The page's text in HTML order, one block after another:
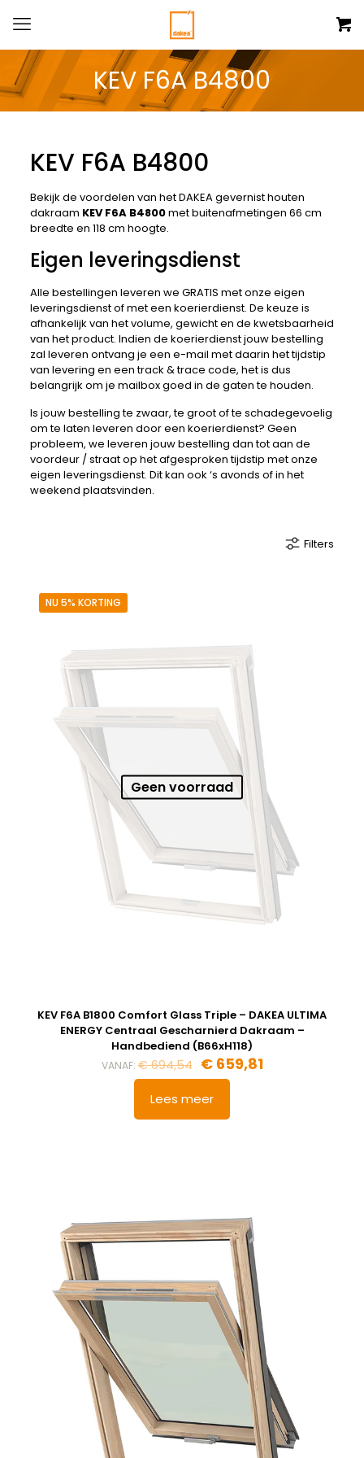
KEV F6A B4800
KEV F6A B4800
Bekijk de voordelen van het DAKEA gevernist houten
dakraam KEV F6A B4800met buitenafmetingen 66 cm
breedte en 118 cm hoogte.
Eigen leveringsdienst
Alle bestellingen leveren we GRATIS met onze eigen
leveringsdienst of met een koerierdienst. De keuze is
afhankelijk van het volume, gewicht en de kwetsbaarheid
van het product. Indien de koerierdienst jouw bestelling
zal leveren ontvang je een e-mail met daarin het tijdstip
van levering en een track & trace code, het is dus
belangrijk om je mailbox goed in de gaten te houden.
Is jouw bestelling te zwaar, te groot of te schadegevoelig
om te laten leveren door een koerierdienst? Geen
probleem, we leveren jouw bestelling dan tot aan de
voordeur / straat op het afgesproken tijdstip met onze
eigen leveringsdienst. Dit kan ook ‘s avonds of in het
weekend plaatsvinden.
Filters
NU 5% KORTING
Geen voorraad
KEV F6A B1800 Comfort Glass Triple – DAKEA ULTIMA
ENERGY Centraal Gescharnierd Dakraam –
Handbediend (B66xH118)
VANAF:€694,54 Oorspronkelijke
prijs
was:
€ 694,54.
€659,81Huidige
Lees meer